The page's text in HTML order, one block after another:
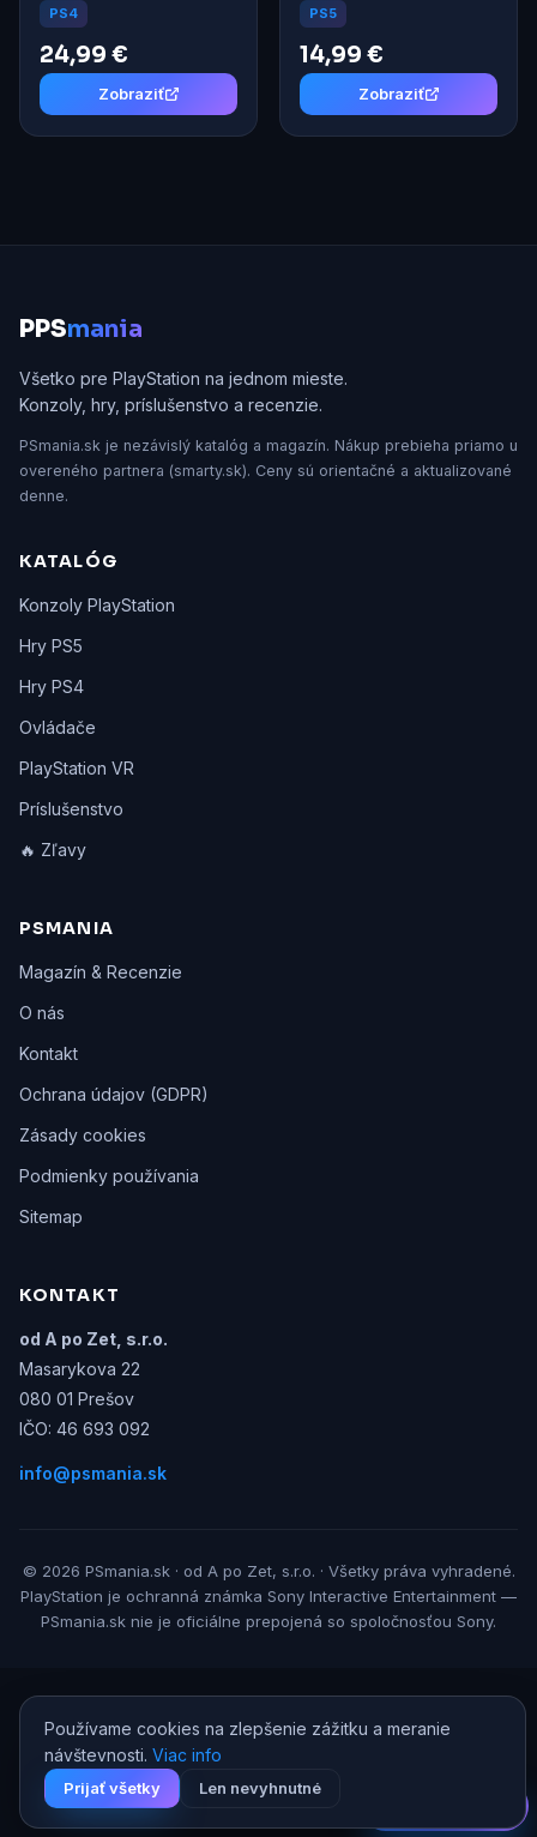
Používame cookies na zlepšenie zážitku a meranie
návštevnosti. Viac info
Prijať všetky Len nevyhnutné
PS4
24,99 €
Zobraziť
PS5
14,99 €
Zobraziť
PPSmania
Všetko pre PlayStation na jednom mieste.
Konzoly, hry, príslušenstvo a recenzie.
PSmania.sk je nezávislý katalóg a magazín. Nákup prebieha priamo u
overeného partnera (smarty.sk). Ceny sú orientačné a aktualizované
denne.
KATALÓG
Konzoly PlayStation
Hry PS5
Hry PS4
Ovládače
PlayStation VR
Príslušenstvo
🔥 Zľavy
PSMANIA
Magazín & Recenzie
O nás
Kontakt
Ochrana údajov (GDPR)
Zásady cookies
Podmienky používania
Sitemap
KONTAKT
od A po Zet, s.r.o.
Masarykova 22
080 01 Prešov
IČO: 46 693 092
info@psmania.sk
© 2026 PSmania.sk · od A po Zet, s.r.o. · Všetky práva vyhradené.
PlayStation je ochranná známka Sony Interactive Entertainment —
PSmania.sk nie je oficiálne prepojená so spoločnosťou Sony.